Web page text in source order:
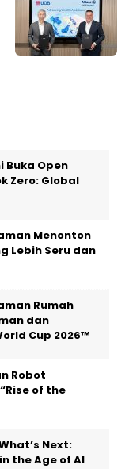
Buka Open
Zero: Global
Menonton
Lebih Seru dan
Rumah
dan
Cup 2026™
Robot
of the
Next:
the Age of AI